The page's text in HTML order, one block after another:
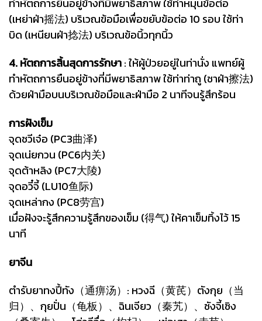
(เหย่าฝ่า摇法) บริเวณข้อมือเพื่อขยับข้อต่อ 10 รอบ ใช้ท่า
บิด (เหนียนฝ่า捻法) บริเวณข้อนิ้วทุกนิ้ว
4. หัตถการสิ้นสุดการรักษา: ให้ผู้ป่วยอยู่ในท่านั่ง แพทย์ผู้
ทำหัตถการยืนอยู่ข้างที่มีพยาธิสภาพ ใช้ท่าท่าถู (ชาฝ่า擦法)
ด้วยฝ่ามือบนบริเวณข้อมือและฝ่ามือ 2 นาทีจนรู้สึกร้อน
การฝังเข็ม
จุดชวีเจ๋อ (PC3曲泽)
จุดเน่ยกวน (PC6内关)
จุดต้าหลิง (PC7大陵)
จุดอวี๋จี้ (LU10鱼际)
จุดเหล่ากง (PC8劳宫)
เมื่อฝังจะรู้สึกความรู้สึกของเข็ม (得气) ให้คาเข็มทิ้งไว้ 15
นาที
ยาจีน
ตำรับยาทงปี้ทัง（通痹汤）: หวงฉี（黄芪）ตังกุย（当
归）、กุยปั่น（龟板）、ฉินเจียว（秦艽）、ซังจี้เซิง